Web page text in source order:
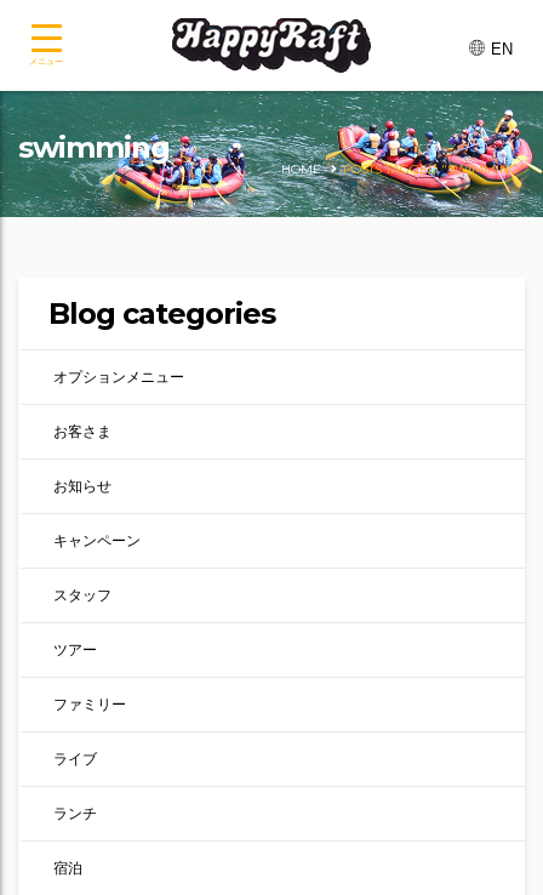
EN
swimming
HOME POSTS TAGGED "SWIMMING"
Blog categories
オプションメニュー
お客さま
お知らせ
キャンペーン
スタッフ
ツアー
ファミリー
ライブ
ランチ
宿泊
メニュー